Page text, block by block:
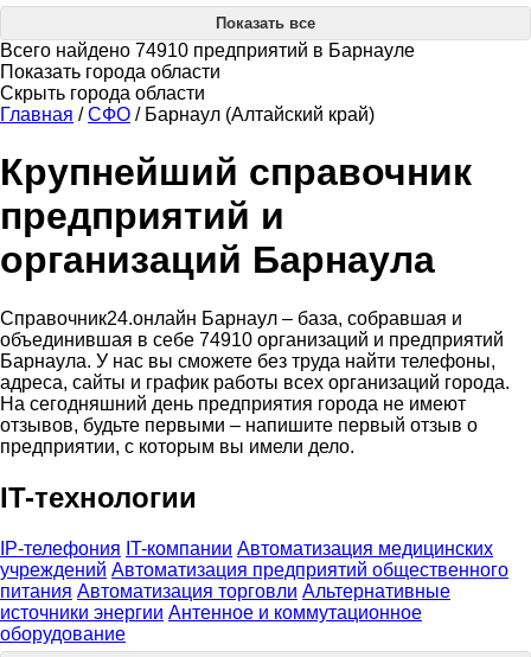
Показать все
Всего найдено 74910 предприятий в Барнауле
Показать города области
Скрыть города области
Главная / СФО / Барнаул (Алтайский край)
Крупнейший справочник
предприятий и
организаций Барнаула
Справочник24.онлайн Барнаул – база, собравшая и
объединившая в себе 74910 организаций и предприятий
Барнаула. У нас вы сможете без труда найти телефоны,
адреса, сайты и график работы всех организаций города.
На сегодняшний день предприятия города не имеют
отзывов, будьте первыми – напишите первый отзыв о
предприятии, с которым вы имели дело.
IT-технологии
IP-телефония IT-компании Автоматизация медицинских
учреждений Автоматизация предприятий общественного
питания Автоматизация торговли Альтернативные
источники энергии Антенное и коммутационное
оборудование